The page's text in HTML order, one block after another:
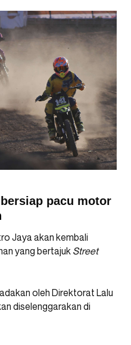
pacu motor
Jaya akan kembali
yang bertajuk Street
oleh Direktorat Lalu
diselenggarakan di